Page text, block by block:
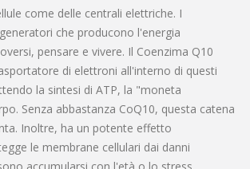
come delle centrali elettriche. I
che producono l'energia
pensare e vivere. Il Coenzima Q10
di elettroni all'interno di questi
la sintesi di ATP, la "moneta
Senza abbastanza CoQ10, questa catena
Inoltre, ha un potente effetto
le membrane cellulari dai danni
accumularsi con l'età o lo stress.